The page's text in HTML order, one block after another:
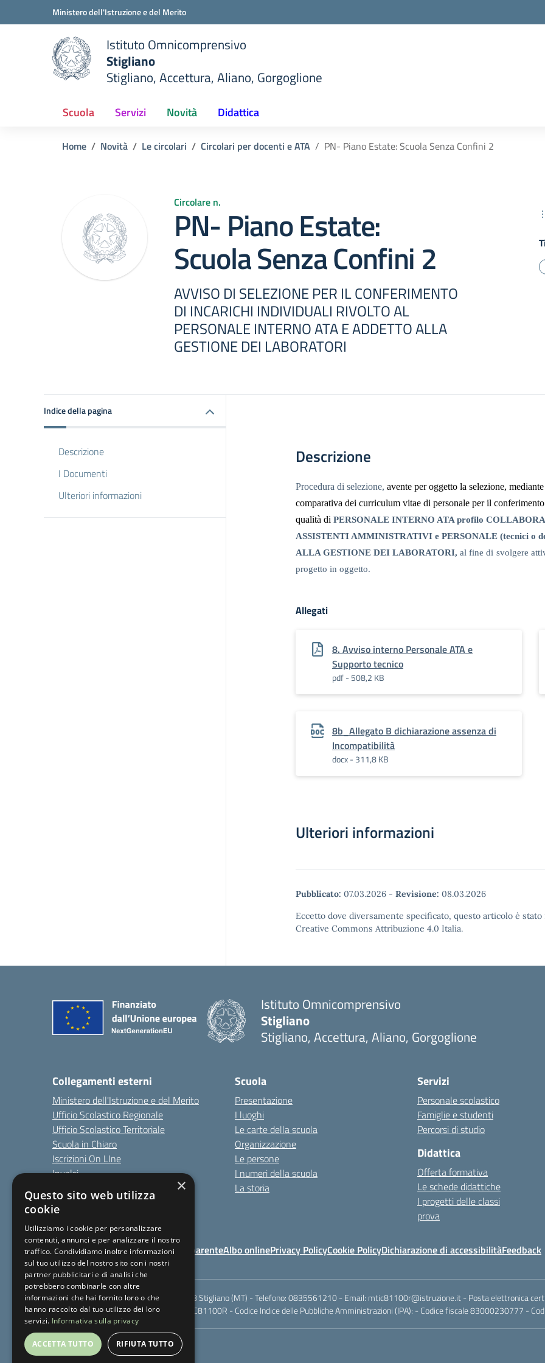
Vai ai contenuti
Vai al menu di navigazioneMinistero dell'Istruzione e del Merito
Istituto Omnicomprensivo
Stigliano
Stigliano, Accettura, Aliano, Gorgoglione
Scuola Servizi Novità Didattica
Home Novità Le circolari Circolari per docenti e ATA PN- Piano Estate: Scuola Senza Confini 2
Circolare n.
PN- Piano Estate:
Scuola Senza Confini 2
AVVISO DI SELEZIONE PER IL CONFERIMENTO
DI INCARICHI INDIVIDUALI RIVOLTO AL
PERSONALE INTERNO ATA E ADDETTO ALLA
GESTIONE DEI LABORATORI
Indice della pagina
Descrizione
I Documenti
Ulteriori informazioni
Descrizione
Procedura di selezione, avente per oggetto la selezione,
comparativa dei curriculum vitae di personale per il
qualità di PERSONALE INTERNO ATA profilo
ASSISTENTI AMMINISTRATIVI e PERSONALE (tecnici o
ALLA GESTIONE DEI LABORATORI, al fine di svolgere
progetto in oggetto.
Allegati
8. Avviso interno Personale ATA e
Supporto tecnico
pdf - 508,2 KB
8b_Allegato B dichiarazione assenza di
Incompatibilità
docx - 311,8 KB
Ulteriori informazioni
Pubblicato: 07.03.2026 - Revisione: 08.03.2026
Eccetto dove diversamente specificato, questo articolo è
Creative Commons Attribuzione 4.0 Italia.
Istituto Omnicomprensivo
Stigliano
Stigliano, Accettura, Aliano, Gorgoglione
Collegamenti esterni
Ministero dell'Istruzione e del Merito
Ufficio Scolastico Regionale
Ufficio Scolastico Territoriale
Scuola in Chiaro
Iscrizioni On LIne
Invalsi
Comune
Scuola
Presentazione
I luoghi
Le carte della scuola
Organizzazione
Le persone
I numeri della scuola
La storia
Servizi
Personale scolastico
Famiglie e studenti
Percorsi di studio
Didattica
Offerta formativa
Le schede didattiche
I progetti delle classi
prova
Note LegaliAmministrazione TrasparenteAlbo onlinePrivacy PolicyCookie PolicyDichiarazione di accessibilitàFeedback
Via Berardi,9 - 75018 Stigliano (MT) - Telefono:0835561210- Email: mtic81100r@istruzione.it- Posta elettronica
Codice meccanografico: MTIC81100R - Codice Indice delle Pubbliche Amministrazioni (IPA): - Codice fiscale 83000230777 -
×
Questo sito web utilizza
cookie
Utilizziamo i cookie per personalizzare
contenuti, annunci e per analizzare il nostro
traffico. Condividiamo inoltre informazioni
sul tuo utilizzo del nostro sito con i nostri
partner pubblicitari e di analisi che
potrebbero combinarle con altre
informazioni che hai fornito loro o che
hanno raccolto dal tuo utilizzo dei loro
servizi. Informativa sulla privacy
ACCETTA TUTTO RIFIUTA TUTTO